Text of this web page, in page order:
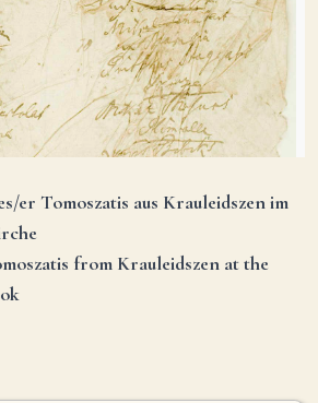
er Tomoszatis aus Krauleidszen im
from Krauleidszen at the